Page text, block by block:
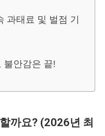
과태료 및 벌점 기
불안감은 끝!
까요? (2026년 최